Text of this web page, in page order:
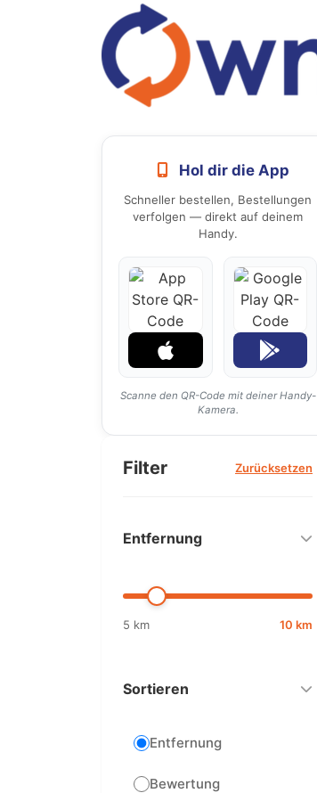
Hol dir die App
Schneller bestellen, Bestellungen
verfolgen — direkt auf deinem
Handy.
Scanne den QR-Code mit deiner Handy-
Kamera.
Filter Zurücksetzen
Entfernung
5 km 10 km
Sortieren
Entfernung
Bewertung